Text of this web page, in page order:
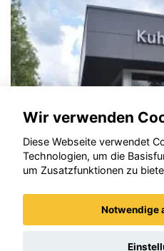
Opel Frontera
Wir verwenden
Diese Webseite verwendet
Technologien, um die
um Zusatzfunktionen zu
Notwendige